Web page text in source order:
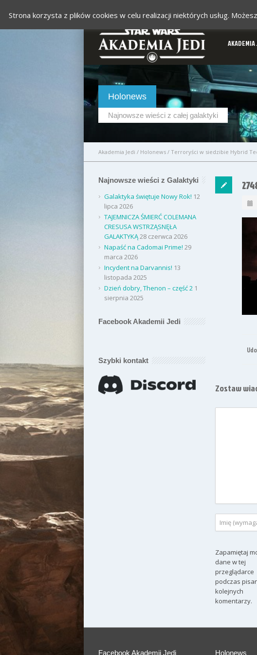
AKADEMIA
Holonews
Najnowsze wieści z całej galaktyki
Akademia Jedi / Holonews / Terroryści w siedzibie Hybrid
Zostaw
Zapamiętaj
dane w tej
przeglądarce
podczas
kolejnych
komentarzy.
Najnowsze wieści z Galaktyki
Galaktyka świętuje Nowy Rok! 12
lipca 2026
TAJEMNICZA ŚMIERĆ COLEMANA
CRESUSA WSTRZĄSNĘŁA
GALAKTYKĄ28 czerwca 2026
Napaść na Cadomai Prime! 29
marca 2026
Incydent na Darvannis! 13
listopada 2025
Dzień dobry, Thenon – część 2 1
sierpnia 2025
Facebook Akademii Jedi
Szybki kontakt
Facebook Akademii Jedi Holonews
Strona korzysta z plików cookies w celu realizacji niektórych usług.